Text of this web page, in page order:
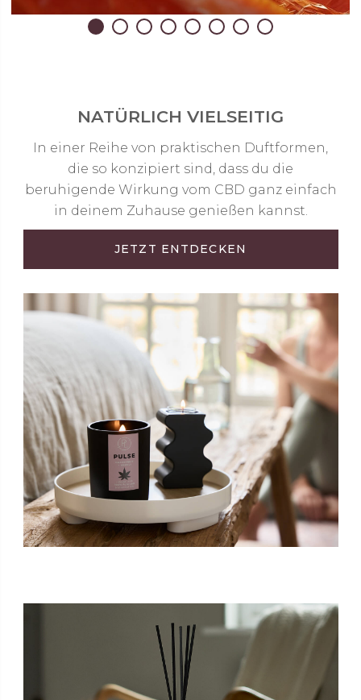
NATÜRLICH VIELSEITIG
In einer Reihe von praktischen Duftformen,
die so konzipiert sind, dass du die
beruhigende Wirkung vom CBD ganz einfach
in deinem Zuhause genießen kannst.
JETZT ENTDECKEN